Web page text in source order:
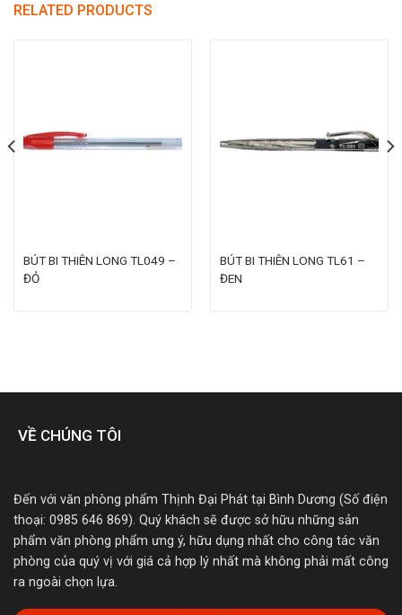
RELATED PRODUCTS
BÚT BI THIÊN LONG TL049 –
ĐỎ
BÚT BI THIÊN LONG TL61 –
ĐEN
VỀ CHÚNG TÔI
Đến với văn phòng phẩm Thịnh Đại Phát tại Bình Dương (Số điện
thoại: 0985 646 869). Quý khách sẽ được sở hữu những sản
phẩm văn phòng phẩm ưng ý, hữu dụng nhất cho công tác văn
phòng của quý vị với giá cả hợp lý nhất mà không phải mất công
ra ngoài chọn lựa.